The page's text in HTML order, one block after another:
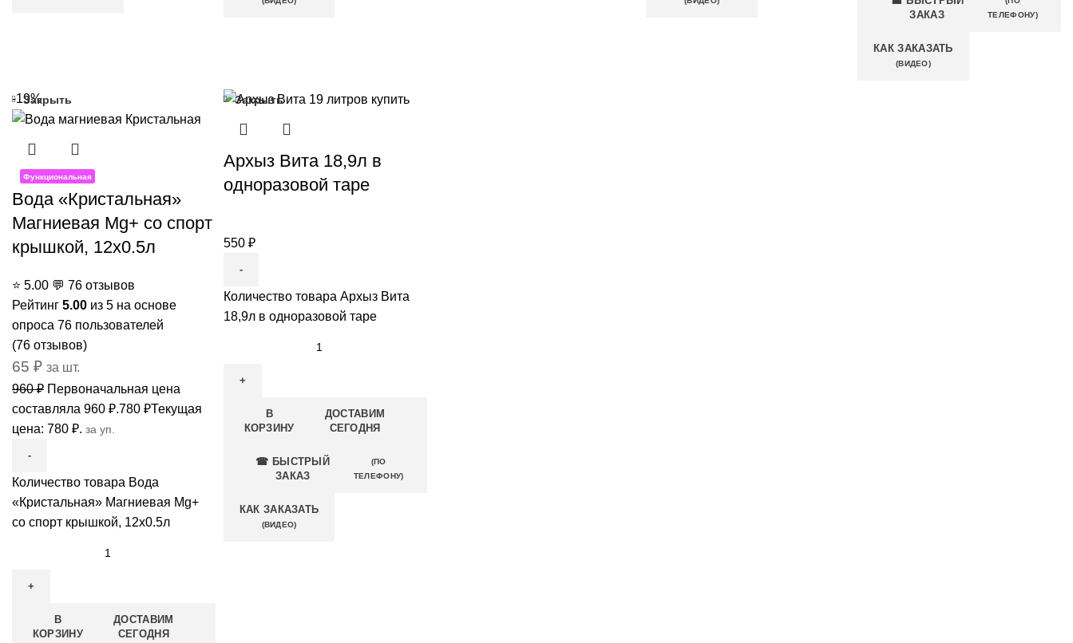
ЗАКАЗ
ТЕЛЕФОНУ)
КАК ЗАКАЗАТЬ
(ВИДЕО)
-19%
Закрыть
Функциональная
Вода «Кристальная»
Магниевая Mg+ со спорт
крышкой, 12x0.5л
⭐ 5.00 💬 76 отзывов
Рейтинг 5.00 из 5 на основе
опроса 76 пользователей
(76 отзывов)
65 ₽ за шт.
960₽ Первоначальная цена
составляла 960 ₽.780 ₽Текущая
цена: 780 ₽. за уп.
Количество товара Вода
«Кристальная» Магниевая Mg+
со спорт крышкой, 12x0.5л
В
КОРЗИНУ
ДОСТАВИМ
СЕГОДНЯ
Закрыть
Архыз Вита 18,9л в
одноразовой таре
550 ₽
Количество товара Архыз Вита
18,9л в одноразовой таре
В
КОРЗИНУ
ДОСТАВИМ
СЕГОДНЯ
☎ БЫСТРЫЙ
ЗАКАЗ
(ПО
ТЕЛЕФОНУ)
КАК ЗАКАЗАТЬ
(ВИДЕО)